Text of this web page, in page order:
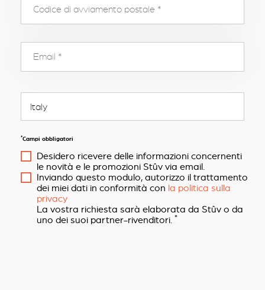
*Campi obbligatori
Desidero ricevere delle informazioni concernenti
le novità e le promozioni Stûv via email.
Inviando questo modulo, autorizzo il trattamento
dei miei dati in conformità con la politica sulla
privacy
La vostra richiesta sarà elaborata da Stûv o da
uno dei suoi partner-rivenditori. *